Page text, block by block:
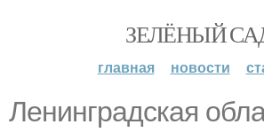
ЗЕЛЁНЫЙ
главная новости
Ленинградская